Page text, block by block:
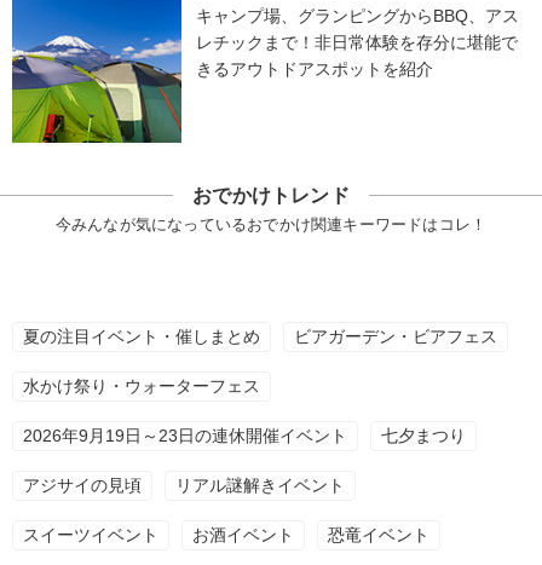
キャンプ場、グランピングからBBQ、アス
レチックまで！非日常体験を存分に堪能で
きるアウトドアスポットを紹介
おでかけトレンド
今みんなが気になっているおでかけ関連キーワードはコレ！
夏の注目イベント・催しまとめ ビアガーデン・ビアフェス
水かけ祭り・ウォーターフェス
2026年9月19日～23日の連休開催イベント 七夕まつり
アジサイの見頃 リアル謎解きイベント
スイーツイベント お酒イベント 恐竜イベント